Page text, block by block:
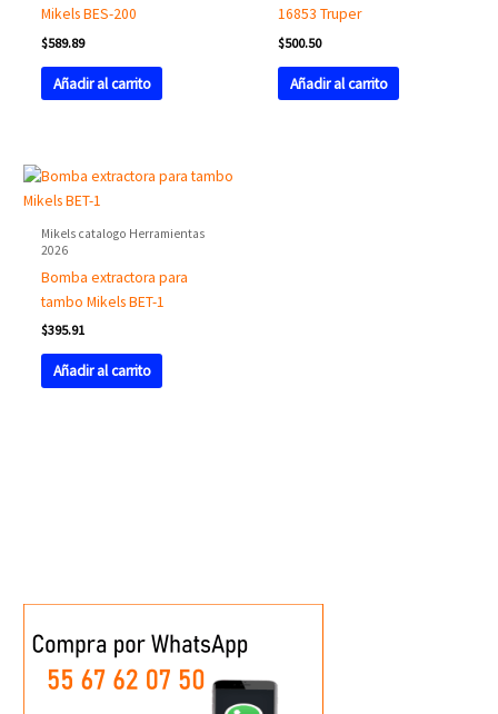
Mikels BES-200
$589.89
Añadir al carrito
16853 Truper
$500.50
Añadir al carrito
Mikels catalogo Herramientas
2026
Bomba extractora para
tambo Mikels BET-1
$395.91
Añadir al carrito